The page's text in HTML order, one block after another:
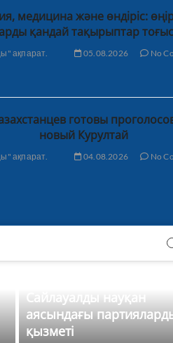
медицина және өндіріс:
қандай тақырыптар
ақпарат. 05.08.2026 No
готовы
новый Курултай
ақпарат. 04.08.2026 No
Сайлауалды науқан
аясындағы
қызметі